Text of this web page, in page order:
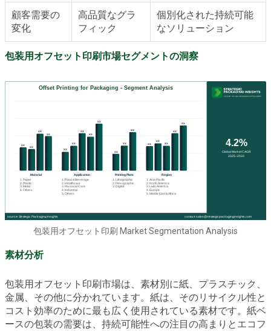
顧客需要の
変化
高品質なグラ
フィック
個別化された持続可能
なソリューション
包装用オフセット印刷市場セグメントの洞察
包装用オフセット印刷 Market Segmentation Analysis
素材分析
包装用オフセット印刷市場は、素材別に紙、プラスチック、
金属、その他に分かれています。紙は、そのリサイクル性と
コスト効率のために最も広く使用されている素材です。紙ベ
ースの包装の需要は、持続可能性への注目の高まりとエコフ